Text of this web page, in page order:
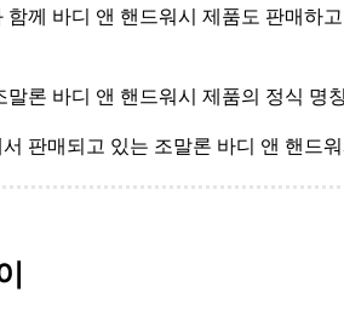
께 바디 앤 핸드워시 제품도 판매하
론 바디 앤 핸드워시 제품의 정식
판매되고 있는 조말론 바디 앤 핸드